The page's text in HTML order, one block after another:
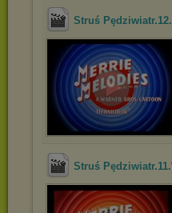
Struś
Struś